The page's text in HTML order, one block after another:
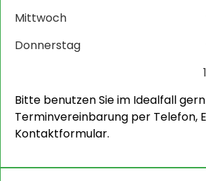
Mittwoch
Donnerstag
Bitte benutzen Sie im Idealfall
Terminvereinbarung per Telefon,
Kontaktformular.